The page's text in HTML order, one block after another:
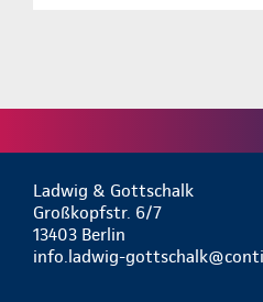
Ladwig & Gottschalk
Großkopfstr. 6/7
13403 Berlin
info.ladwig-